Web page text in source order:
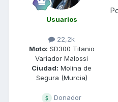
Usuarios
22,2k
Moto: SD300 Titanio
Variador Malossi
Ciudad: Molina de
Segura (Murcia)
Donador